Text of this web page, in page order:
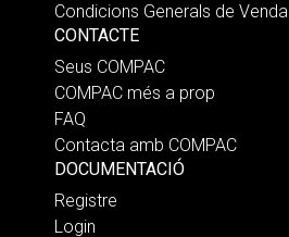
Condicions Generals de Venda
CONTACTE
Seus COMPAC
COMPAC més a prop
FAQ
Contacta amb COMPAC
DOCUMENTACIÓ
Registre
Login